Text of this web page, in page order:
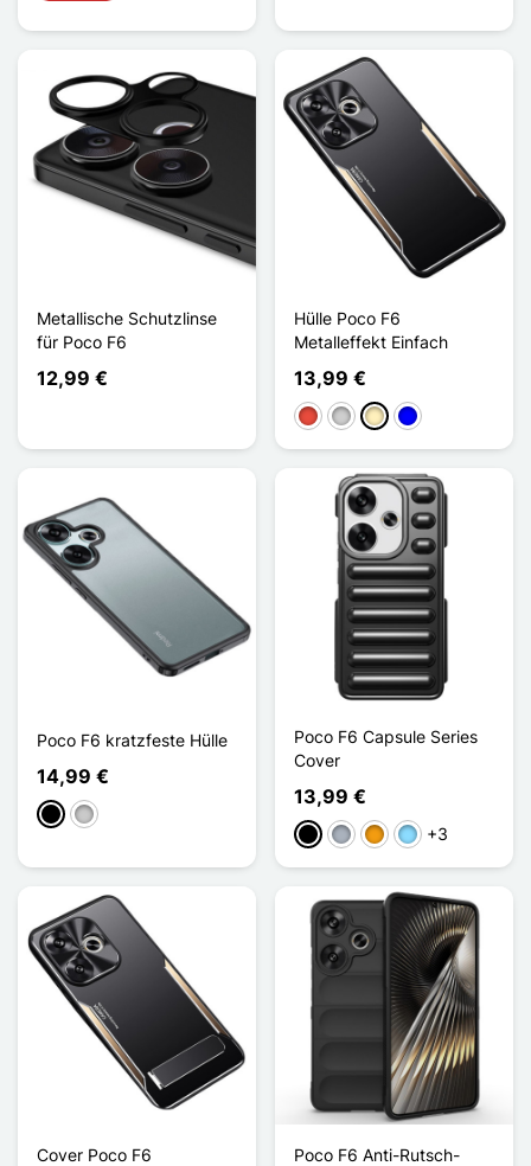
Metallische Schutzlinse
für Poco F6
12,99 €
Hülle Poco F6
Metalleffekt Einfach
13,99 €
Rot SilberGolden
Blau
Poco F6 kratzfeste Hülle
14,99 €
SchwarzTransparent
Poco F6 Capsule Series
Cover
13,99 €
Schwarz
GrauOrangeHellblau
+3
Cover Poco F6
Poco F6 Anti-Rutsch-